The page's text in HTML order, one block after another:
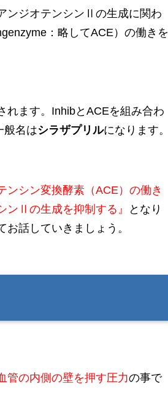
ンジオテンシンⅡの生成に関わ
：略してACE）の働きを
れます。InhibとACEを組み合わ
般名はシラザプリルになります。
ンシン変換酵素（ACE） の働 き
ンⅡの生成を抑制する』
となり
話していきましょう。
管の内側の壁を押す圧力の事で